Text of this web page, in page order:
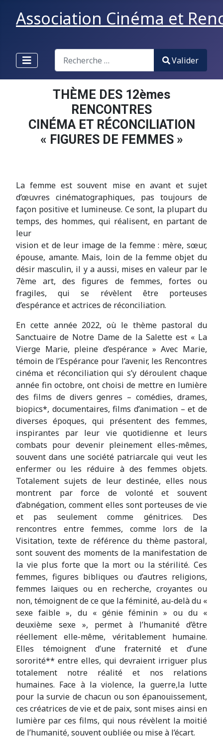
Association Cinéma et
Valider
Type 2 or more characters for results.
Valider
THÈME DES 12èmes
RENCONTRES
CINÉMA ET RÉCONCILIATION
« FIGURES DE FEMMES »
La femme est souvent mise en avant et sujet
d’œuvres cinématographiques, pas toujours de
façon positive et lumineuse. Ce sont, la plupart du
temps, des hommes, qui réalisent, en partant de
leur
vision et de leur image de la femme : mère, sœur,
épouse, amante. Mais, loin de la femme objet du
désir masculin, il y a aussi, mises en valeur par le
7ème art, des figures de femmes, fortes ou
fragiles, qui se révèlent être porteuses
d’espérance et actrices de réconciliation.
En cette année 2022, où le thème pastoral du
Sanctuaire de Notre Dame de la Salette est « La
Vierge Marie, pleine d’espérance » Avec Marie,
témoin de l’Espérance pour l’avenir, les Rencontres
cinéma et réconciliation qui s’y déroulent chaque
année fin octobre, ont choisi de mettre en lumière
des films de divers genres – comédies, drames,
biopics*, documentaires, films d’animation – et de
diverses époques, qui présentent des femmes,
inspirantes par leur vie quotidienne et leurs
combats pour devenir pleinement elles-mêmes,
souvent dans une société patriarcale qui veut les
enfermer ou les réduire à des femmes objets.
Totalement sujets de leur destinée, elles nous
montrent par force de volonté et souvent
d’abnégation, comment elles sont porteuses de vie
et pas seulement comme génitrices. Des
rencontres entre femmes, comme lors de la
Visitation, texte de référence du thème pastoral,
sont souvent des moments de la manifestation de
la vie plus forte que la mort ou la stérilité. Ces
femmes, figures bibliques ou d’autres religions,
femmes laïques ou en recherche, croyantes ou
non, témoignent de ce que la féminité, au-delà du «
sexe faible », du « génie féminin » ou du «
deuxième sexe », permet à l’humanité d’être
réellement elle-même, véritablement humaine.
Elles témoignent d’une fraternité et d’une
sororité** entre elles, qui devraient irriguer plus
totalement notre réalité et nos relations
humaines. Face à la violence, la guerre,la lutte
pour la survie de chacun ou son épanouissement,
ces créatrices de vie et de paix, sont mises ainsi en
lumière par ces films, qui nous révèlent la moitié
de l’humanité, souvent oubliée ou mise à l’écart.